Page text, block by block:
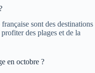
sont des destinations
des plages et de la
en octobre ?